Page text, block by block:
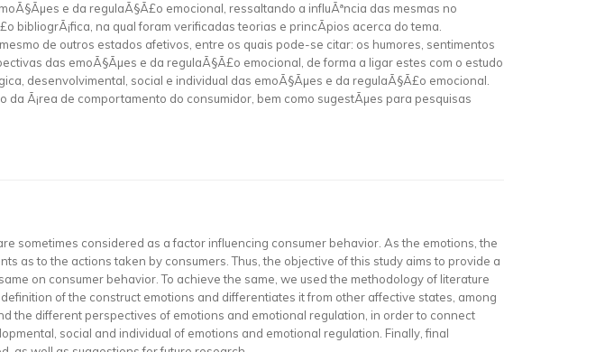
e da regulaÃ§Ã£o emocional, ressaltando a influÃªncia das mesmas no
bibliogrÃ¡fica, na qual foram verificadas teorias e princÃ­pios acerca do tema.
de outros estados afetivos, entre os quais pode-se citar: os humores, sentimentos
das emoÃ§Ãµes e da regulaÃ§Ã£o emocional, de forma a ligar estes com o estudo
desenvolvimental, social e individual das emoÃ§Ãµes e da regulaÃ§Ã£o emocional.
Ã¡rea de comportamento do consumidor, bem como sugestÃµes para pesquisas
sometimes considered as a factor influencing consumer behavior. As the emotions, the
as to the actions taken by consumers. Thus, the objective of this study aims to provide a
on consumer behavior. To achieve the same, we used the methodology of literature
of the construct emotions and differentiates it from other affective states, among
the different perspectives of emotions and emotional regulation, in order to connect
social and individual of emotions and emotional regulation. Finally, final